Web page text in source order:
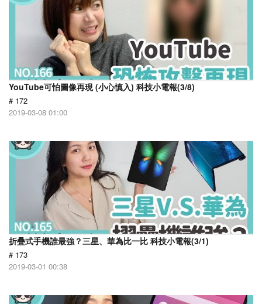
YouTube可怕圖像再現 (小心慎入) 科技小電報(3/8)
# 172
2019-03-08 01:00
折疊式手機誰最強？三星、華為比一比 科技小電報(3/1)
# 173
2019-03-01 00:38